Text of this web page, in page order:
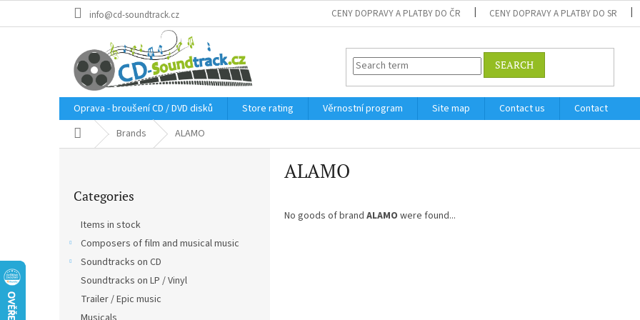
info@cd-soundtrack.cz CENY DOPRAVY A PLATBY DO ČR CENY DOPRAVY A PLATBY DO SR
SEARCH
Oprava - broušení CD / DVD disků Store rating Věrnostní program Site map Contact us
Contact
Home Brands ALAMO
categories
Categories
Items in stock
Composers of film and musical music
Soundtracks on CD
Soundtracks on LP / Vinyl
Trailer / Epic music
ALAMO
No goods of brand ALAMO were found...